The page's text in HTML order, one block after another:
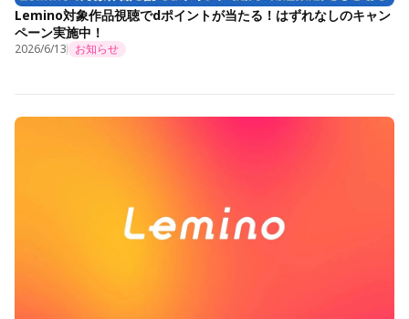
Lemino対象作品視聴でdポイントが当たる！はずれなしのキャン
ペーン実施中！
2026/6/13 お知らせ